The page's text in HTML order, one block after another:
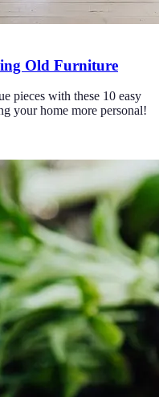
Old Furniture
pieces with these 10 easy
your home more personal!